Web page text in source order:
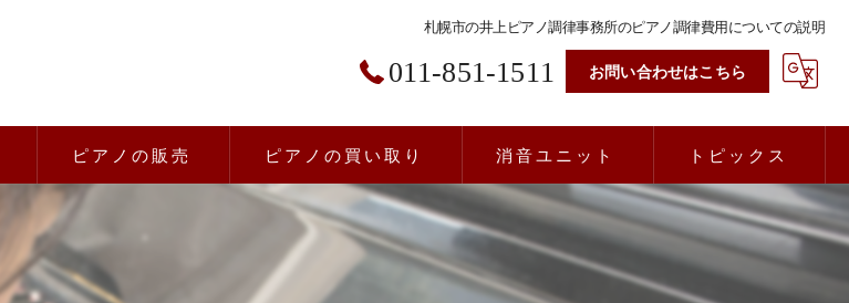
札幌市の井上ピアノ調律事務所のピアノ調律費用についての説明
011-851-1511 お問い合わせはこちら
ピアノの販売 ピアノの買い取り 消音ユニット トピックス